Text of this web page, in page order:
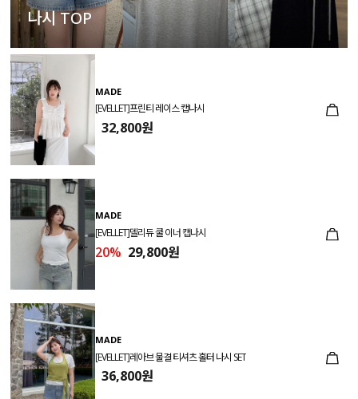
나시 TOP
MADE
[EVELLET]프린티 레이스 캡나시
32,800원
MADE
[EVELLET]델리듀 쿨 이너 캡나시
20% 29,800원
MADE
[EVELLET]레아브 물결 티셔츠 홀터 나시 SET
36,800원